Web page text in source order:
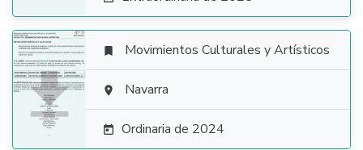

 Movimientos Culturales y Artísticos
 Navarra
 Ordinaria de 2024